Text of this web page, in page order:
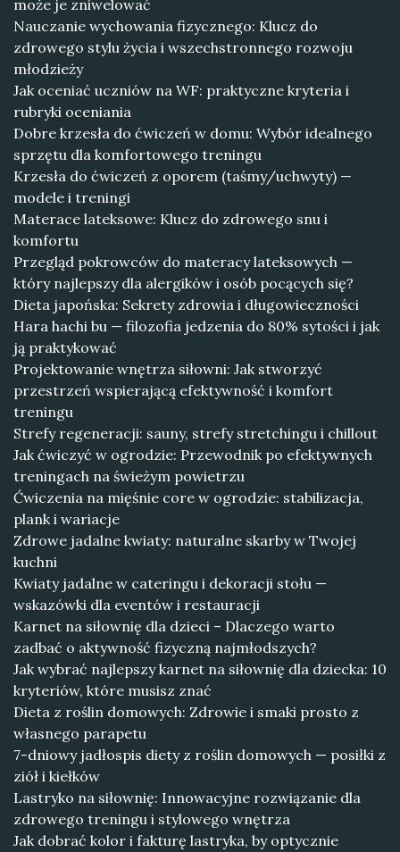
może je zniwelować
Nauczanie wychowania fizycznego: Klucz do
zdrowego stylu życia i wszechstronnego rozwoju
młodzieży
Jak oceniać uczniów na WF: praktyczne kryteria i
rubryki oceniania
Dobre krzesła do ćwiczeń w domu: Wybór idealnego
sprzętu dla komfortowego treningu
Krzesła do ćwiczeń z oporem (taśmy/uchwyty) —
modele i treningi
Materace lateksowe: Klucz do zdrowego snu i
komfortu
Przegląd pokrowców do materacy lateksowych —
który najlepszy dla alergików i osób pocących się?
Dieta japońska: Sekrety zdrowia i długowieczności
Hara hachi bu — filozofia jedzenia do 80% sytości i jak
ją praktykować
Projektowanie wnętrza siłowni: Jak stworzyć
przestrzeń wspierającą efektywność i komfort
treningu
Strefy regeneracji: sauny, strefy stretchingu i chillout
Jak ćwiczyć w ogrodzie: Przewodnik po efektywnych
treningach na świeżym powietrzu
Ćwiczenia na mięśnie core w ogrodzie: stabilizacja,
plank i wariacje
Zdrowe jadalne kwiaty: naturalne skarby w Twojej
kuchni
Kwiaty jadalne w cateringu i dekoracji stołu —
wskazówki dla eventów i restauracji
Karnet na siłownię dla dzieci – Dlaczego warto
zadbać o aktywność fizyczną najmłodszych?
Jak wybrać najlepszy karnet na siłownię dla dziecka: 10
kryteriów, które musisz znać
Dieta z roślin domowych: Zdrowie i smaki prosto z
własnego parapetu
7-dniowy jadłospis diety z roślin domowych — posiłki z
ziół i kiełków
Lastryko na siłownię: Innowacyjne rozwiązanie dla
zdrowego treningu i stylowego wnętrza
Jak dobrać kolor i fakturę lastryka, by optycznie